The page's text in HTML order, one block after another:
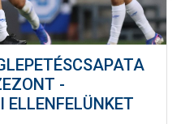
-
ELLENFELÜNKET